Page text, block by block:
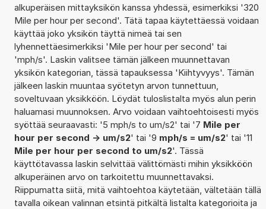
alkuperäisen mittayksikön kanssa yhdessä, esimerkiksi '320
Mile per hour per second'. Tätä tapaa käytettäessä voidaan
käyttää joko yksikön täyttä nimeä tai sen
lyhennettäesimerkiksi 'Mile per hour per second' tai
'mph/s'. Laskin valitsee tämän jälkeen muunnettavan
yksikön kategorian, tässä tapauksessa 'Kiihtyvyys'. Tämän
jälkeen laskin muuntaa syötetyn arvon tunnettuun,
soveltuvaan yksikköön. Löydät tuloslistalta myös alun perin
haluamasi muunnoksen. Arvo voidaan vaihtoehtoisesti myös
syöttää seuraavasti: '5 mph/s to um/s2' tai '7 Mile per
hour per second -> um/s2' tai '9 mph/s = um/s2' tai '11
Mile per hour per second to um/s2'. Tässä
käyttötavassa laskin selvittää välittömästi mihin yksikköön
alkuperäinen arvo on tarkoitettu muunnettavaksi.
Riippumatta siitä, mitä vaihtoehtoa käytetään, vältetään tällä
tavalla oikean valinnan etsintä pitkältä listalta kategorioita ja